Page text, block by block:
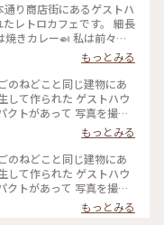
り商店街にあるゲストハ
レトロカフェです。 細長
焼きカレー🍛 私は前々日
ントーストセットにし
器でした(私は経験者です
タルジーはないそうで
中にレモンピールが入っ
って食べると美味しかっ
したが2人ともハズレでし
りました。 身軽な自転車
ですね。 #尾道 #尾道散
#尾道カフェ #広島カフェ
フェ #瀬戸内レモントー
ん #旅のごはん
り商店街 #旅の思い出 #瀬
もっとみる
のねどこと同じ建物にあ
して作られた ゲストハウ
クトがあって 写真を撮っ
動くパンダ🐼 30円入れ
やるって お母さんに言
動くパンダに乗ってた‼️
ある…🤣🤣🤣 店の中は違
うな感じ… なんとなく懐
ではなく学級日誌 カフ
す‼️ 旅と学校をテーマに
もっとみる
のねどこと同じ建物にあ
して作られた ゲストハウ
クトがあって 写真を撮っ
動くパンダ🐼 30円入れ
やるって お母さんに言
もっとみる